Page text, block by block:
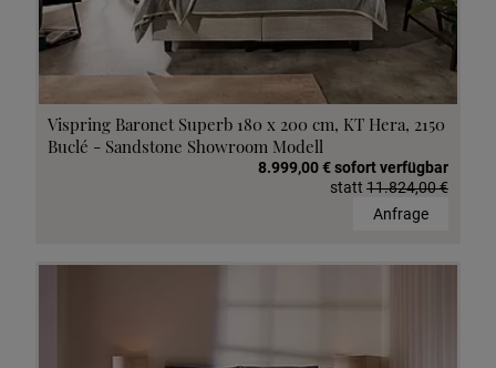
Vispring Baronet Superb 180 x 200 cm, KT Hera, 2150
Buclé - Sandstone Showroom Modell
8.999,00 € sofort verfügbar
statt 11.824,00 €
Anfrage